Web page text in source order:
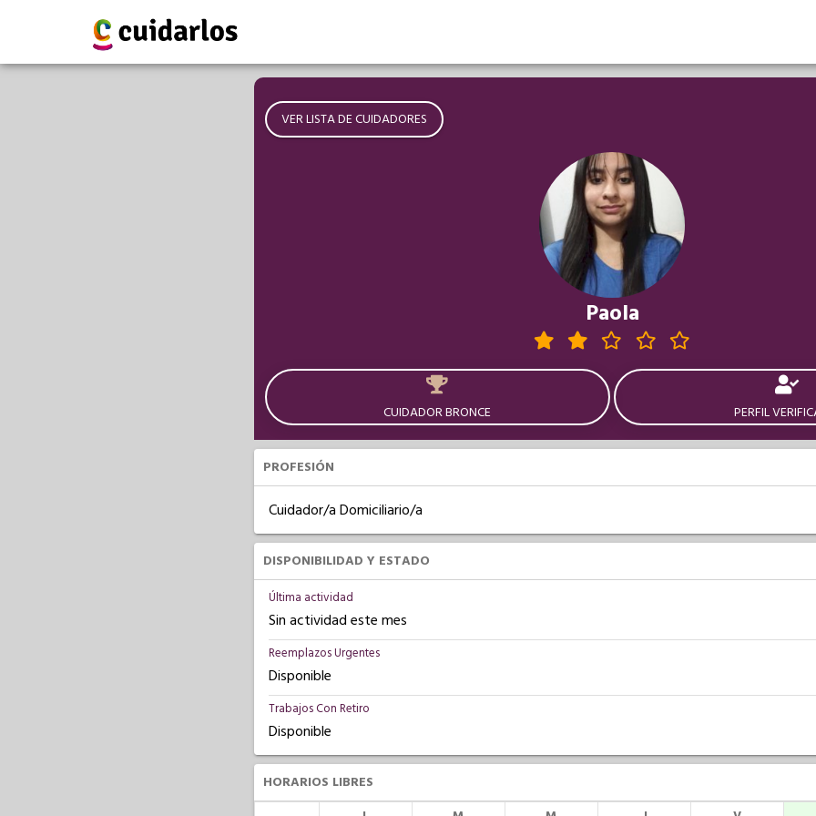
VER LISTA DE CUIDADORES
Paola
CUIDADOR BRONCE PERFIL
PROFESIÓN
Cuidador/a Domiciliario/a
DISPONIBILIDAD Y ESTADO
Última actividad
Sin actividad este mes
Reemplazos Urgentes
Disponible
Trabajos Con Retiro
Disponible
HORARIOS LIBRES